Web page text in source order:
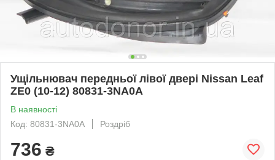
Ущільнювач передньої лівої двері Nissan Leaf
ZE0 (10-12) 80831-3NA0A
В наявності
Код: 80831-3NA0A
Роздріб
736 ₴